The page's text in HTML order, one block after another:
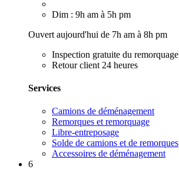
Dim : 9h am à 5h pm
Ouvert aujourd'hui de 7h am à 8h pm
Inspection gratuite du remorquage
Retour client 24 heures
Services
Camions de déménagement
Remorques et remorquage
Libre-entreposage
Solde de camions et de remorques
Accessoires de déménagement
6